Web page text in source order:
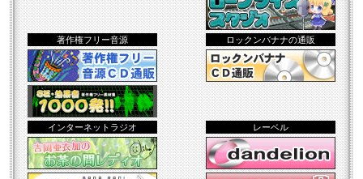
著作権フリー音源 ロックンバナナの通販
インターネットラジオ レーベル